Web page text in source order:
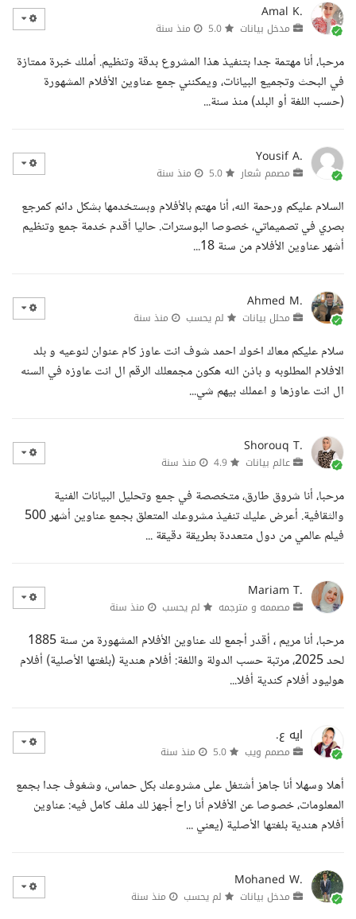
Amal K.
مدخل بيانات منذ سنة
مرحبا، أنا مهتمة جدا بتنفيذ هذا المشروع بدقة وتنظيم. أملك خبرة ممتازة
في البحث وتجميع البيانات، ويمكنني جمع عناوين الأفلام المشهورة
(حسب اللغة أو البلد) منذ سنة...
Yousif A.
مصمم شعار منذ سنة
السلام عليكم ورحمة الله، أنا مهتم بالأفلام وبستخدمها بشكل دائم كمرجع
بصري في تصميماتي، خصوصا البوسترات. حاليا أقدم خدمة جمع وتنظيم
أشهر عناوين الأفلام من سنة 18...
Ahmed M.
محلل بيانات لم يحسب منذ سنة
سلام عليكم معاك اخوك احمد شوف انت عاوز كام عنوان لنوعيه و بلد
الافلام المطلوبه و باذن الله هكون مجمعلك الرقم ال انت عاوزه في السنه
ال انت عاوزها و اعملك بيهم شي...
Shorouq T.
عالم بيانات منذ سنة
مرحبا، أنا شروق طارق، متخصصة في جمع وتحليل البيانات الفنية
والثقافية. أعرض عليك تنفيذ مشروعك المتعلق بجمع عناوين أشهر 500
فيلم عالمي من دول متعددة بطريقة دقيقة ...
Mariam T.
مصممه و مترجمه لم يحسب منذ سنة
مرحبا، أنا مريم ، أقدر أجمع لك عناوين الأفلام المشهورة من سنة 1885
لحد 2025، مرتبة حسب الدولة واللغة: أفلام هندية (بلغتها الأصلية) أفلام
هوليود أفلام كندية أفلا...
ايه ع.
مصمم ويب منذ سنة
أهلا وسهلا أنا جاهز أشتغل على مشروعك بكل حماس، وشغوف جدا بجمع
المعلومات، خصوصا عن الأفلام أنا راح أجهز لك ملف كامل فيه: عناوين
أفلام هندية بلغتها الأصلية (يعني ...
Mohaned W.
مدخل بيانات لم يحسب منذ سنة